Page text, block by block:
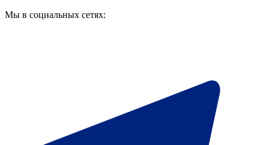
Мы в социальных сетях: